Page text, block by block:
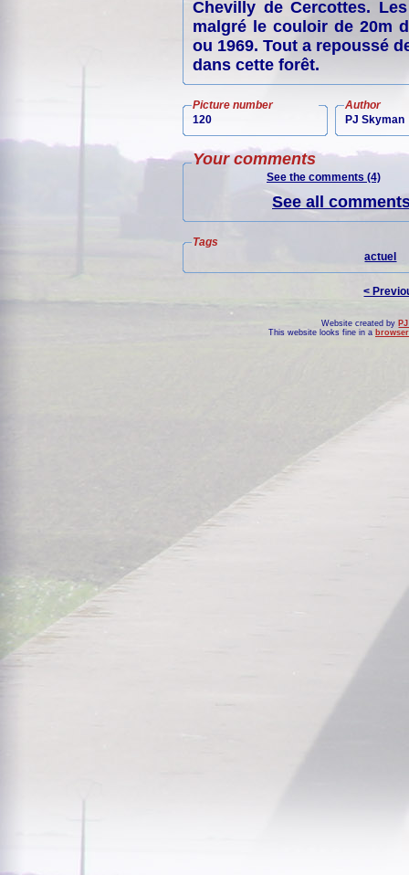
Chevilly de Cercottes.
malgré le couloir de 20m
ou 1969. Tout a repoussé
dans cette forêt.
Picture number
120
Author
PJ Skyman
Your comments
See the comments (4)
See all
Tags
actuel
<
Website created by
This website looks fine in a